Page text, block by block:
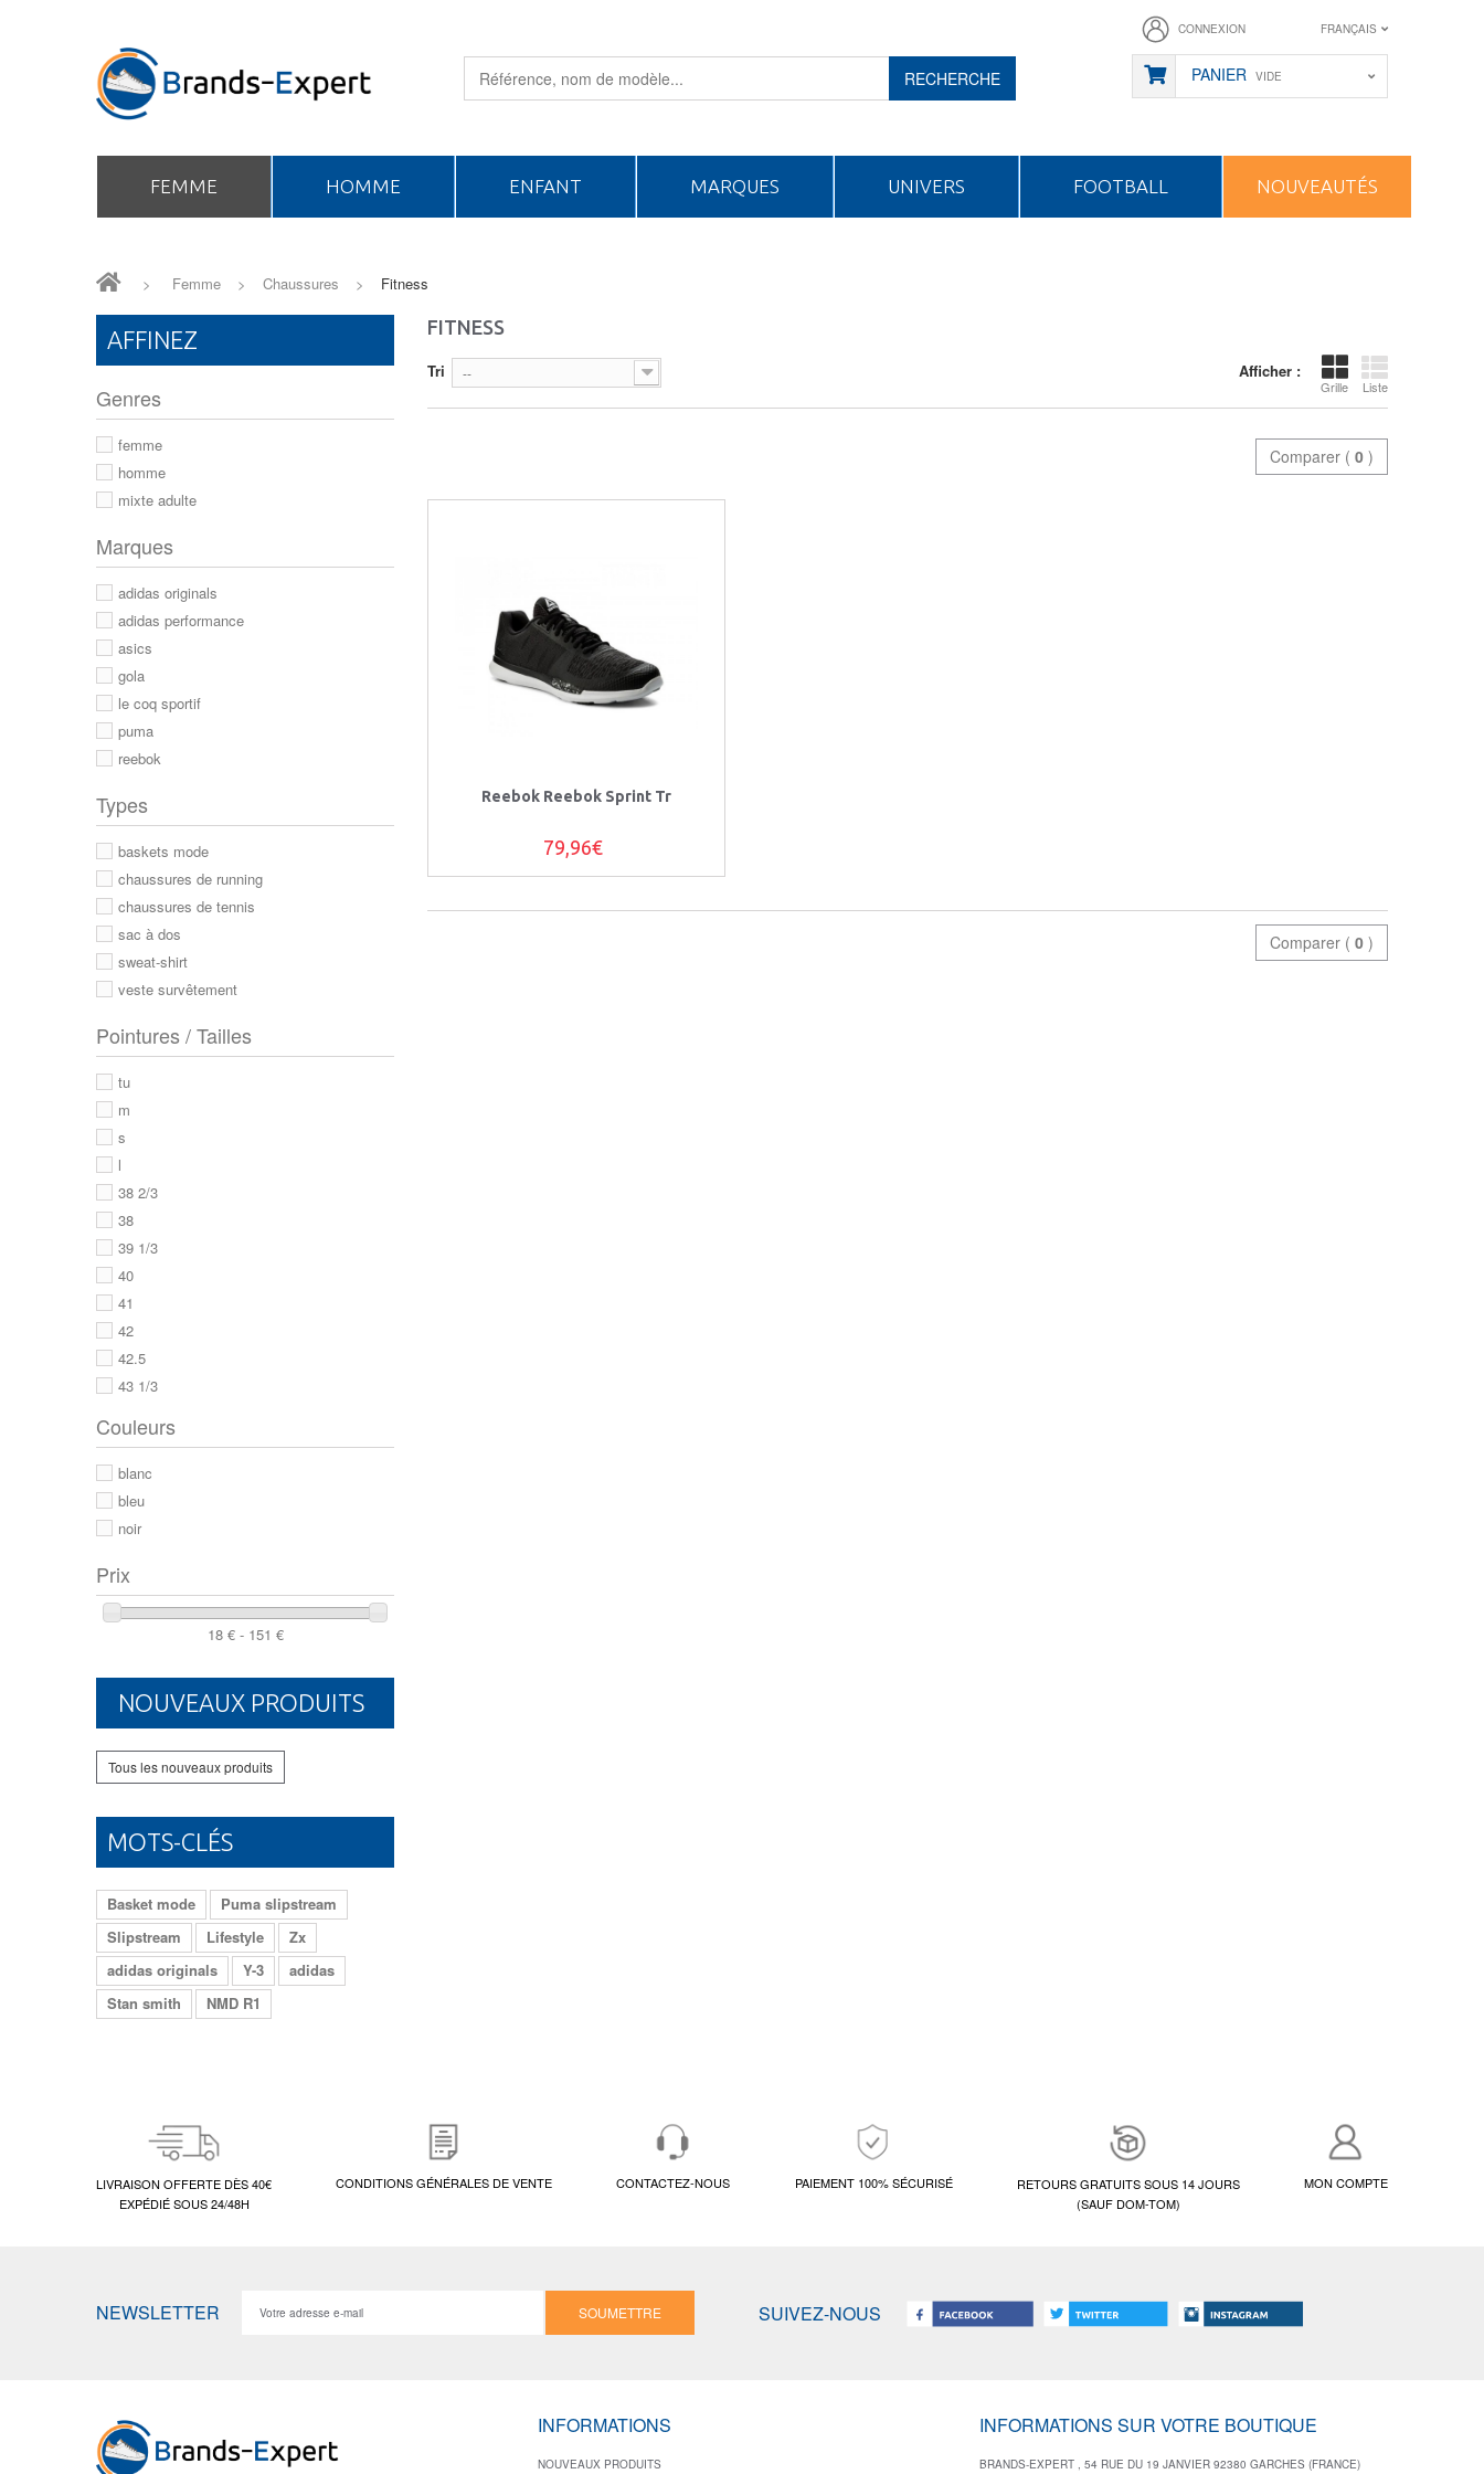
FRANÇAIS
CONNEXION
PANIER VIDE
RECHERCHE
FEMME HOMME ENFANT MARQUES UNIVERS FOOTBALL NOUVEAUTÉS
> Femme > Chaussures > Fitness
FITNESS
Afficher :
Grille Liste
Tri --
Comparer ( 0 )
Reebok Reebok Sprint Tr
79,96€
Comparer ( 0 )
AFFINEZ
Genres
femme
homme
mixte adulte
Marques
adidas originals
adidas performance
asics
gola
le coq sportif
puma
reebok
Types
baskets mode
chaussures de running
chaussures de tennis
sac à dos
sweat-shirt
veste survêtement
Pointures / Tailles
tu
m
s
l
38 2/3
38
39 1/3
40
41
42
42.5
43 1/3
44
44 2/3
46
Couleurs
blanc
bleu
noir
Prix
18 € - 151 €
NOUVEAUX PRODUITS
Tous les nouveaux produits
MOTS-CLÉS
Basket mode
Puma slipstream
Slipstream
Lifestyle
Zx
adidas originals
Y-3
adidas
Stan smith
NMD R1
LIVRAISON OFFERTE DÈS 40€
EXPÉDIÉ SOUS 24/48H
CONDITIONS GÉNÉRALES DE VENTE CONTACTEZ-NOUS PAIEMENT 100% SÉCURISÉ
RETOURS GRATUITS SOUS 14 JOURS
(SAUF DOM-TOM)
MON COMPTE
NEWSLETTER SOUMETTRE SUIVEZ-NOUS
INFORMATIONS
NOUVEAUX PRODUITS
INFORMATIONS SUR VOTRE BOUTIQUE
BRANDS-EXPERT , 54 RUE DU 19 JANVIER 92380 GARCHES (FRANCE)